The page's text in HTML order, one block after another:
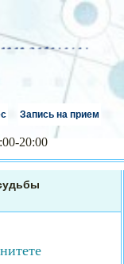
Запись на прием
20:00